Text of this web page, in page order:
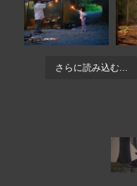
さらに読み込む...